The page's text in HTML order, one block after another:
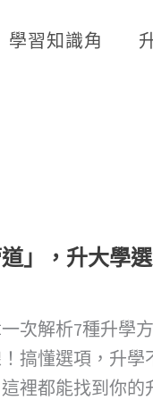
學習知識角
」，升大學
次解析7種升學
搞懂選項，升學
裡都能找到你的